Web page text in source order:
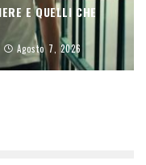
E QUELLI CHE
Agosto 7, 2026